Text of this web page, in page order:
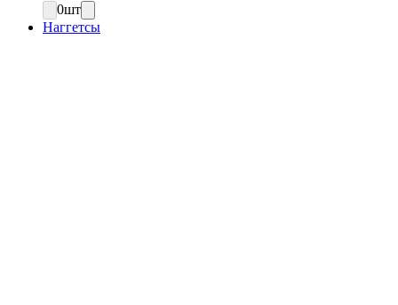
0шт
Наггетсы